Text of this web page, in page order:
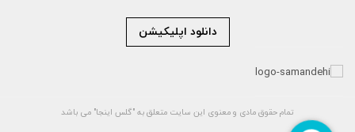
دانلود اپلیکیشن
تمام حقوق مادی و معنوی این سایت متعلق به "گلس اینجا" می باشد